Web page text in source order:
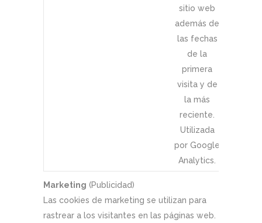
sitio web
además de
las fechas
de la
primera
visita y de
la más
reciente.
Utilizada
por Google
Analytics.
Marketing (Publicidad)
Las cookies de marketing se utilizan para
rastrear a los visitantes en las páginas web.